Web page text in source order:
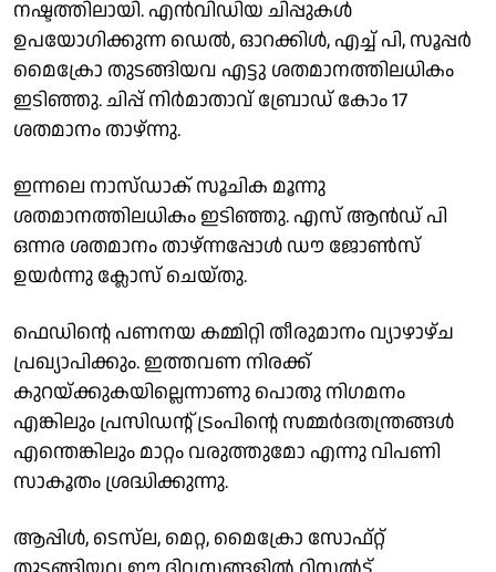
നഷ്ടത്തിലായി. എൻവിഡിയ ചിപ്പുകൾ
ഉപയോഗിക്കുന്ന ഡെൽ, ഓറക്കിൾ, എച്ച് പി, സൂപ്പർ
മൈക്രോ തുടങ്ങിയവ എട്ടു ശതമാനത്തിലധികം
ഇടിഞ്ഞു. ചിപ്പ് നിർമാതാവ് ബ്രോഡ് കോം 17
ശതമാനം താഴ്ന്നു.
ഇന്നലെ നാസ്ഡാക് സൂചിക മൂന്നു
ശതമാനത്തിലധികം ഇടിഞ്ഞു. എസ് ആൻഡ് പി
ഒന്നര ശതമാനം താഴ്ന്നപ്പാേൾ ഡൗ ജോൺസ്
ഉയർന്നു ക്ലോസ് ചെയ്തു.
ഫെഡിൻ്റെ പണനയ കമ്മിറ്റി തീരുമാനം വ്യാഴാഴ്ച
പ്രഖ്യാപിക്കും. ഇത്തവണ നിരക്ക്
കുറയ്ക്കുകയില്ലെന്നാണു പൊതു നിഗമനം
എങ്കിലും പ്രസിഡൻ്റ് ട്രംപിൻ്റെ സമ്മർദതന്ത്രങ്ങൾ
എന്തെങ്കിലും മാറ്റം വരുത്തുമോ എന്നു വിപണി
സാകൂതം ശ്രദ്ധിക്കുന്നു.
ആപ്പിൾ, ടെസ്‌ല, മെറ്റ, മൈക്രോ സോഫ്റ്റ്